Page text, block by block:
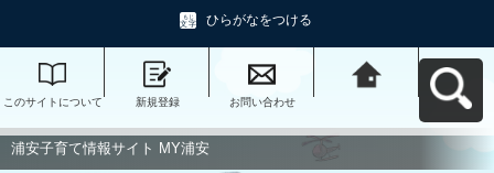
ひらがなをつける
このサイトについて 新規登録 お問い合わせ
浦安子育て情報サイト MY浦安